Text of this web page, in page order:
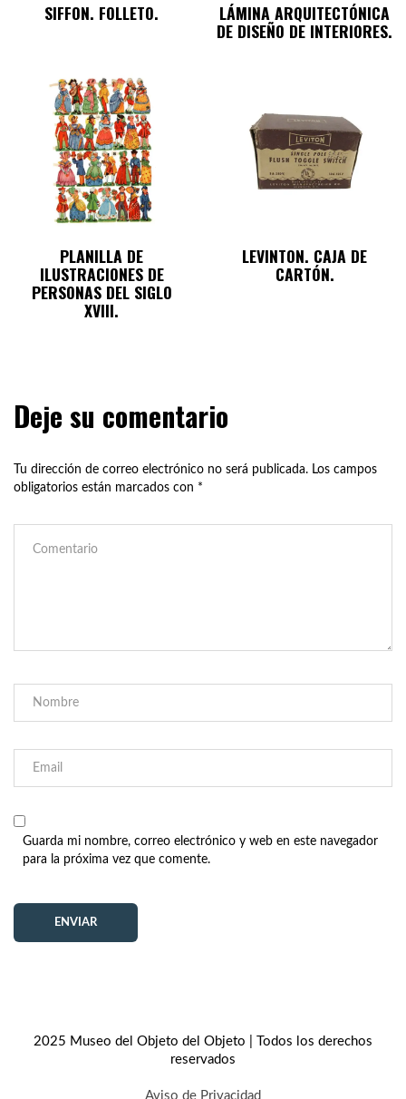
SIFFON. FOLLETO. LÁMINA ARQUITECTÓNICA
DE DISEÑO DE INTERIORES.
PLANILLA DE
ILUSTRACIONES DE
PERSONAS DEL SIGLO
XVIII.
LEVINTON. CAJA DE
CARTÓN.
Deje su comentario
Tu dirección de correo electrónico no será publicada. Los campos
obligatorios están marcados con *
Guarda mi nombre, correo electrónico y web en este navegador
para la próxima vez que comente.
2025 Museo del Objeto del Objeto | Todos los derechos
reservados
Aviso de Privacidad